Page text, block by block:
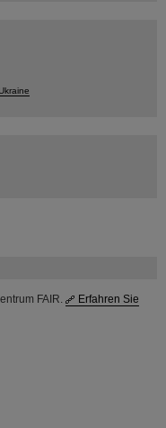
FAIR.
Erfahren Sie